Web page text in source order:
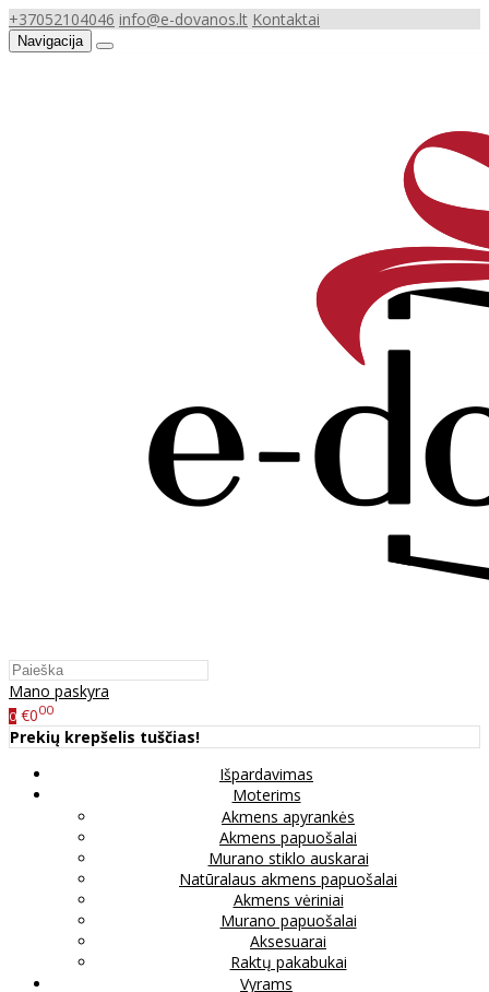
+37052104046 info@e-dovanos.lt Kontaktai
Navigacija
Mano paskyra
0 €000
Prekių krepšelis tuščias!
Išpardavimas
Moterims
Akmens apyrankės
Akmens papuošalai
Murano stiklo auskarai
Natūralaus akmens papuošalai
Akmens vėriniai
Murano papuošalai
Aksesuarai
Raktų pakabukai
Vyrams